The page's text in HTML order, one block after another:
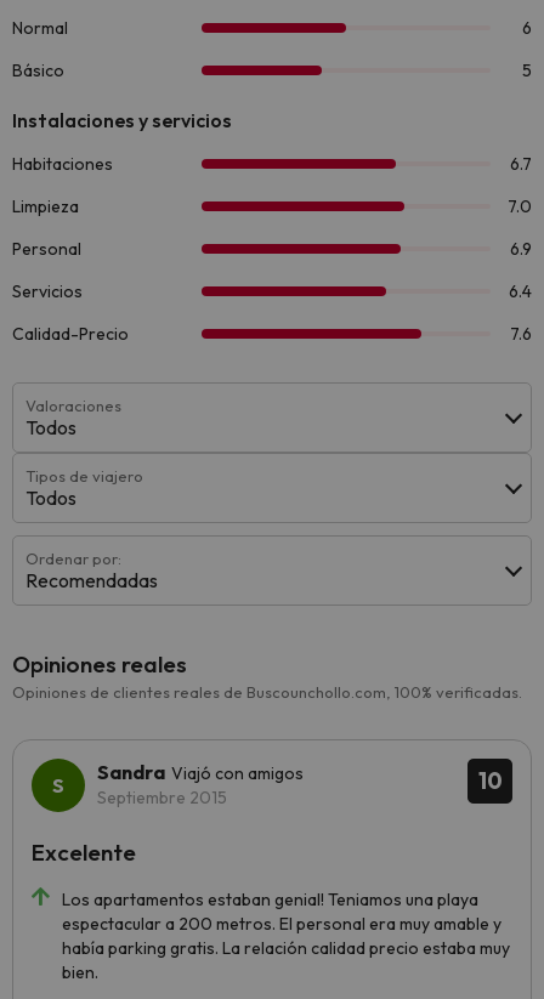
Valoraciones
Todos
Tipos de viajero
Todos
Ordenar por:
Recomendadas
Opiniones reales
Opiniones de clientes reales de Buscounchollo.com, 100% verificadas.
10
Sandra Viajó con amigos
Septiembre 2015
Los apartamentos estaban genial! Teniamos una playa
espectacular a 200 metros. El personal era muy amable y
había parking gratis. La relación calidad precio estaba muy
bien.
Excelente